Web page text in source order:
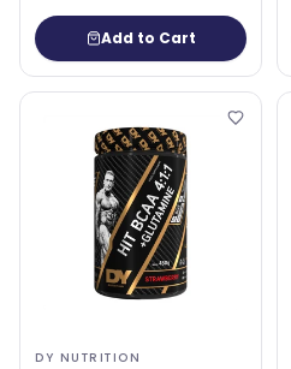
Add to Cart
DY NUTRITION